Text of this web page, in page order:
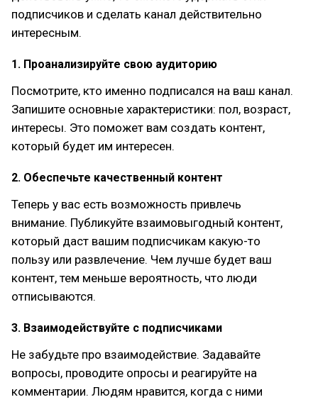
подписчиков и сделать канал действительно
интересным.
1. Проанализируйте свою аудиторию
Посмотрите, кто именно подписался на ваш канал.
Запишите основные характеристики: пол, возраст,
интересы. Это поможет вам создать контент,
который будет им интересен.
2. Обеспечьте качественный контент
Теперь у вас есть возможность привлечь
внимание. Публикуйте взаимовыгодный контент,
который даст вашим подписчикам какую-то
пользу или развлечение. Чем лучше будет ваш
контент, тем меньше вероятность, что люди
отписываются.
3. Взаимодействуйте с подписчиками
Не забудьте про взаимодействие. Задавайте
вопросы, проводите опросы и реагируйте на
комментарии. Людям нравится, когда с ними